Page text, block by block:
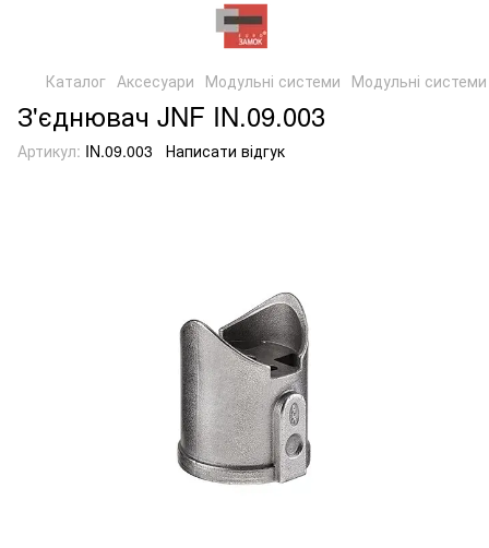
Каталог Аксесуари Модульні системи Модульні
З'єднювач JNF IN.09.003
Артикул: IN.09.003 Написати відгук